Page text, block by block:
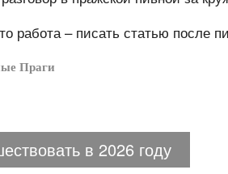
работа – писать статью после
Праги
в 2026 году